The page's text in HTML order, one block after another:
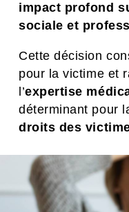
impact profond
sociale et
Cette décision
pour la victime et
l’expertise
déterminant pour
droits des